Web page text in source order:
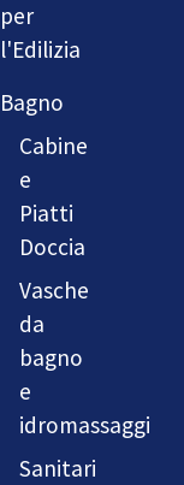
per
l'Edilizia
Bagno
Cabine
e
Piatti
Doccia
Vasche
da
bagno
e
idromassaggi
Sanitari